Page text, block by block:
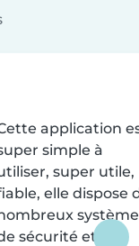
application
simple à
super utile,
elle dispose
sécurité et de